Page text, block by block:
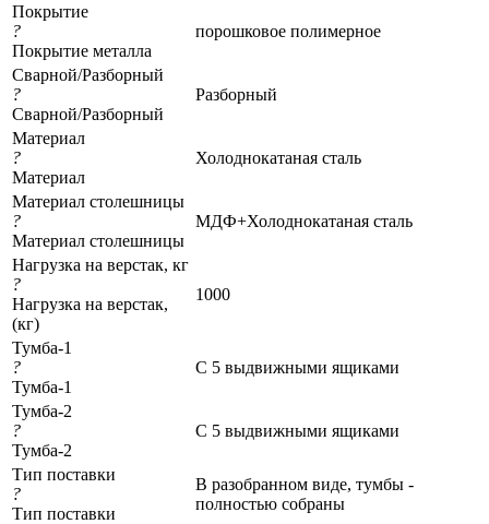
Покрытие
?
Покрытие металла
порошковое полимерное
Сварной/Разборный
?
Сварной/Разборный
Разборный
Материал
?
Материал
Холоднокатаная сталь
Материал столешницы
?
Материал столешницы
МДФ+Холоднокатаная сталь
Нагрузка на верстак, кг
?
Нагрузка на верстак,
(кг)
1000
Тумба-1
?
Тумба-1
С 5 выдвижными ящиками
Тумба-2
?
Тумба-2
С 5 выдвижными ящиками
Тип поставки
?
Тип поставки
В разобранном виде, тумбы -
полностью собраны